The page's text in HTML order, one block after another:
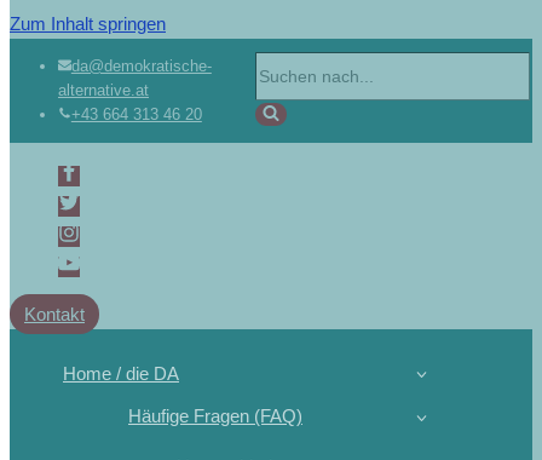
Zum Inhalt springen
da@demokratische-
alternative.at
+43 664 313 46 20
Kontakt
Home / die DA
Häufige Fragen (FAQ)